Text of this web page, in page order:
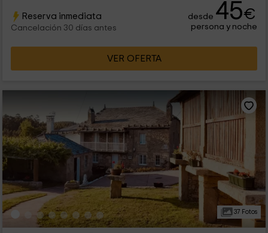
Reserva inmediata
Cancelación 30 días antes
desde 45€
persona y noche
VER OFERTA
37 Fotos